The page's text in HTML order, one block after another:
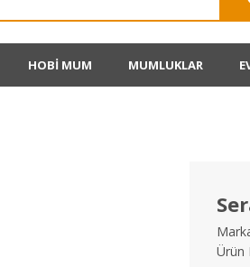
HOBİ MUM MUMLUKLAR
Ürün